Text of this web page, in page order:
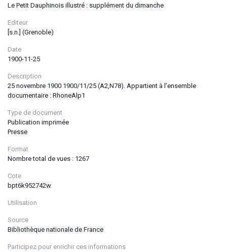
Le Petit Dauphinois illustré : supplément du dimanche
Editeur
[s.n.] (Grenoble)
Date
1900-11-25
Description
25 novembre 1900 1900/11/25 (A2,N78). Appartient à l’ensemble
documentaire : RhoneAlp1
Type de document
Publication imprimée
Presse
Format
Nombre total de vues : 1267
Cote
bpt6k952742w
Utilisation
Source
Bibliothèque nationale de France
Participez pour enrichir ces informations